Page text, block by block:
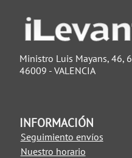
Ministro Luis Mayans, 46, 6
46009 - VALENCIA
INFORMACIÓN
Seguimiento envíos
Nuestro horario